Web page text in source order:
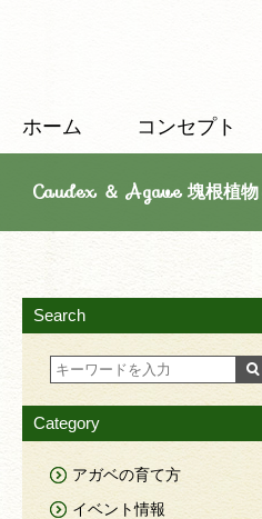
ホーム コンセプト
Caudex ＆ Agave 塊根植
Search
Category
アガベの育て方
イベント情報